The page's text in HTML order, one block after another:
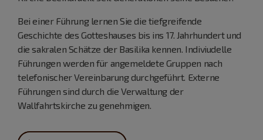
Bei einer Führung lernen Sie die tiefgreifende
Geschichte des Gotteshauses bis ins 17. Jahrhundert und
die sakralen Schätze der Basilika kennen. Indiviudelle
Führungen werden für angemeldete Gruppen nach
telefonischer Vereinbarung durchgeführt. Externe
Führungen sind durch die Verwaltung der
Wallfahrtskirche zu genehmigen.